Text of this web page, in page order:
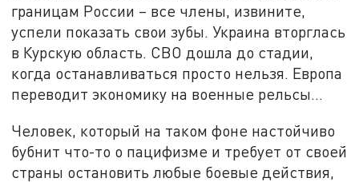
границам России – все члены, извините,
успели показать свои зубы. Украина вторглась
в Курскую область. СВО дошла до стадии,
когда останавливаться просто нельзя. Европа
переводит экономику на военные рельсы…
Человек, который на таком фоне настойчиво
бубнит что-то о пацифизме и требует от своей
страны остановить любые боевые действия,